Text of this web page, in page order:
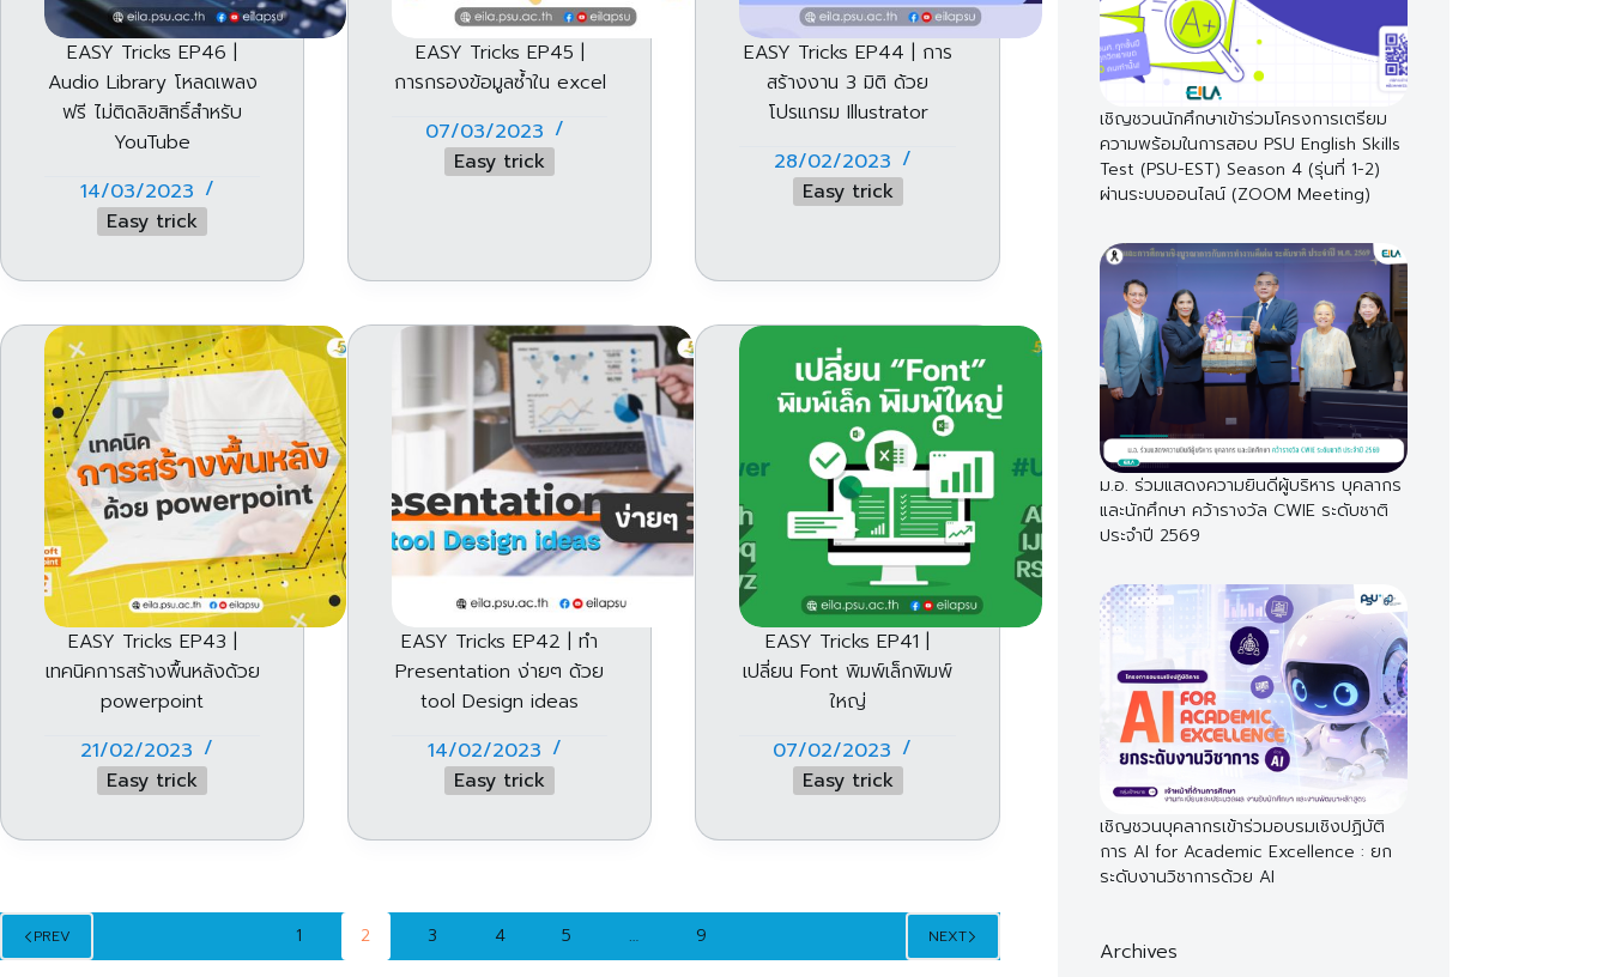
EASY Tricks EP46 |
Audio Library โหลดเพลง
ฟรี ไม่ติดลิขสิทธิ์สำหรับ
YouTube
14/03/2023
Easy trick
EASY Tricks EP45 |
การกรองข้อมูลซ้ำใน excel
07/03/2023
Easy trick
EASY Tricks EP44 | การ
สร้างงาน 3 มิติ ด้วย
โปรแกรม Illustrator
28/02/2023
Easy trick
EASY Tricks EP43 |
เทคนิคการสร้างพื้นหลังด้วย
powerpoint
21/02/2023
Easy trick
EASY Tricks EP42 | ทำ
Presentation ง่ายๆ ด้วย
tool Design ideas
14/02/2023
Easy trick
EASY Tricks EP41 |
เปลี่ยน Font พิมพ์เล็กพิมพ์
ใหญ่
07/02/2023
Easy trick
PREV 1 2 3 4 5 … 9 NEXT
เชิญชวนนักศึกษาเข้าร่วมโครงการเตรียม
ความพร้อมในการสอบ PSU English Skills
Test (PSU-EST) Season 4 (รุ่นที่ 1-2)
ผ่านระบบออนไลน์ (ZOOM Meeting)
ม.อ. ร่วมแสดงความยินดีผู้บริหาร บุคลากร
และนักศึกษา คว้ารางวัล CWIE ระดับชาติ
ประจำปี 2569
เชิญชวนบุคลากรเข้าร่วมอบรมเชิงปฏิบัติ
การ AI for Academic Excellence : ยก
ระดับงานวิชาการด้วย AI
Archives